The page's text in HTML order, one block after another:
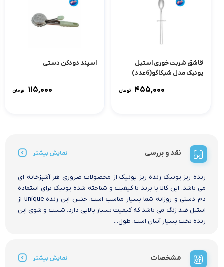
قاشق شربت خوری استیل
یونیک مدل شیکاگو(6عدد)
۴۵۵,۰۰۰ تومان
اسپند دودکن دستی
۱۱۵,۰۰۰ تومان
نقد و بررسی نمایش بیشتر
رنده ریز یونیک رنده ریز یونیک از محصولات ضروری هر آشپزخانه ای
می باشد. این کالا با برند با کیفیت و شناخته شده یونیک برای استفاده
دم دستی و روزانه شما بسیار مناسب است. جنس این رنده unique از
استیل ضد زنگ می باشد که کیفیت بسیار بالایی دارد. شست و شوی این
رنده تخت بسیار آسان است. طول...
مشخصات نمایش بیشتر